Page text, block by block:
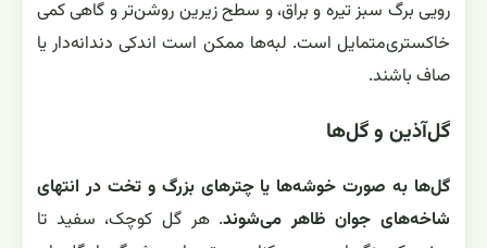
رویی برگ سبز تیره و براق، و سطح زیرین روشن‌تر و گاهی کمی
خاکستری‌متمایل است. لبه‌ها ممکن است اندکی دندانه‌دار یا
صاف باشند.
گل‌آذین و گل‌ها
گل‌ها به صورت خوشه‌ها یا چترهای بزرگ و تخت در انتهای
شاخه‌های جوان ظاهر می‌شوند. هر گل کوچک، سفید تا